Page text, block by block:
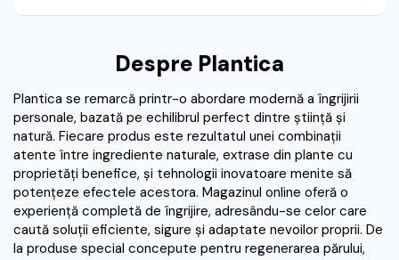
Despre Plantica
Plantica se remarcă printr-o abordare modernă a îngrijirii
personale, bazată pe echilibrul perfect dintre știință și
natură. Fiecare produs este rezultatul unei combinații
atente între ingrediente naturale, extrase din plante cu
proprietăți benefice, și tehnologii inovatoare menite să
potențeze efectele acestora. Magazinul online oferă o
experiență completă de îngrijire, adresându-se celor care
caută soluții eficiente, sigure și adaptate nevoilor proprii. De
la produse special concepute pentru regenerarea părului,